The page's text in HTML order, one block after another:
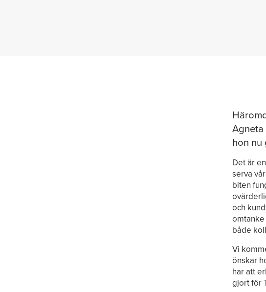
hon nu
Det är
serva
biten
och
både
Vi
önskar
har att
gjort för